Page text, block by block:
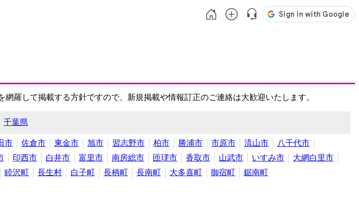
羅して掲載する方針ですので、新規掲載や情報訂正のご連絡は大歓迎いたします。
千葉県
市 佐倉市 東金市 旭市 習志野市 柏市 勝浦市 市原市 流山市
八千代市
印西市 白井市 富里市 南房総市 匝瑳市 香取市 山武市 いすみ市
大網白里市
睦沢町 長生村 白子町 長柄町 長南町 大多喜町 御宿町 鋸南町